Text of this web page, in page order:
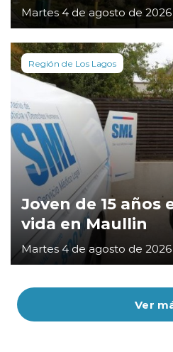
Ver
Martes 4 de agosto de 2026
Región de Los Lagos
Joven de 15 años
vida en Maullin
Martes 4 de agosto de 2026